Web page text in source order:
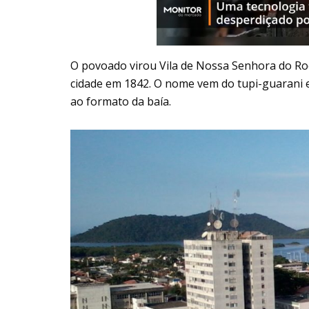
O povoado virou Vila de Nossa Senhora do
cidade em 1842. O nome vem do tupi-
ao formato da baía.